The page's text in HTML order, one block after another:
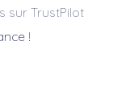
sur TrustPilot
!